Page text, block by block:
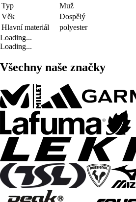
Typ
Muž
Věk
Dospělý
Hlavní materiál
polyester
Loading...
Loading...
Všechny naše značky